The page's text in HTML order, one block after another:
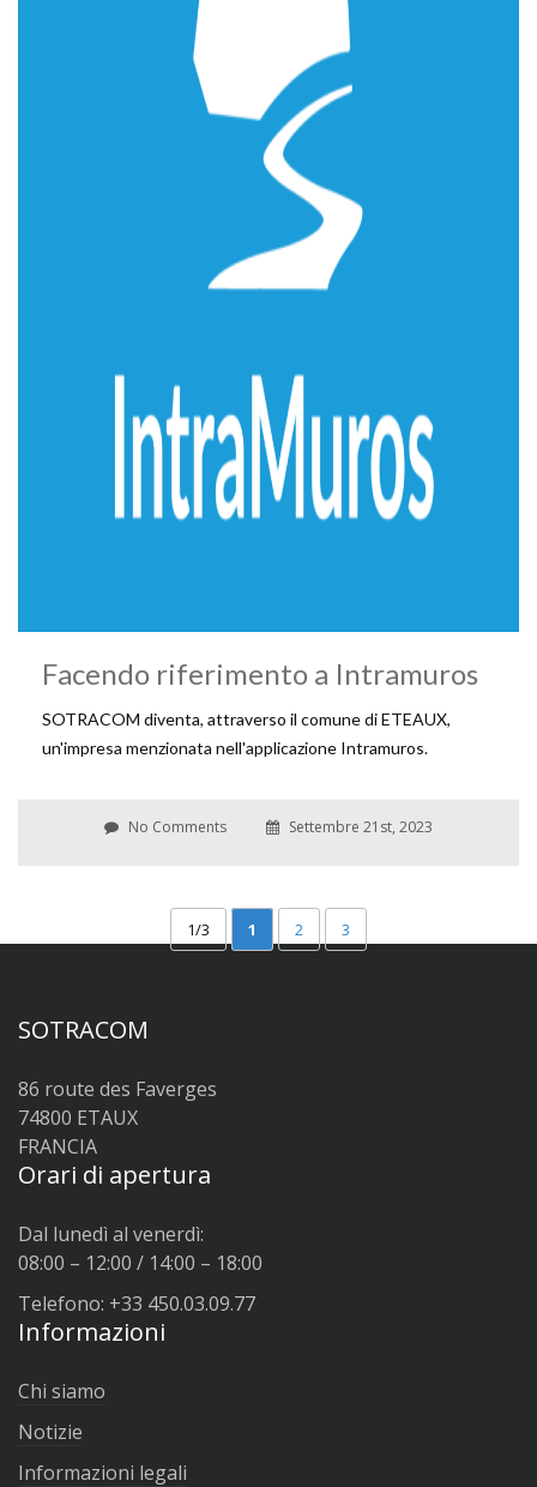
Facendo riferimento a Intramuros
SOTRACOM diventa, attraverso il comune di ETEAUX,
un'impresa menzionata nell'applicazione Intramuros.
No Comments Settembre 21st, 2023
1/3 1 2 3
SOTRACOM
86 route des Faverges
74800 ETAUX
FRANCIA
Orari di apertura
Dal lunedì al venerdì:
08:00 – 12:00 / 14:00 – 18:00
Telefono: +33 450.03.09.77
Informazioni
Chi siamo
Notizie
Informazioni legali